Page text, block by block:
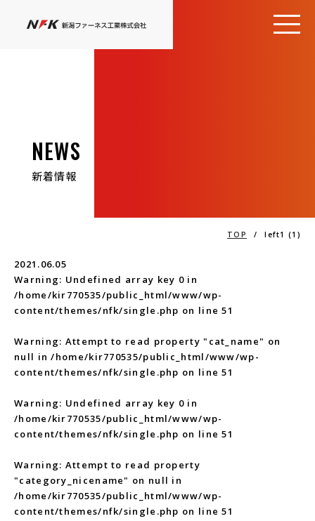
NEWS
新着情報
TOP / left1 (1)
2021.06.05
Warning: Undefined array key 0 in
/home/kir770535/public_html/www/wp-
content/themes/nfk/single.php on line51
Warning: Attempt to read property "cat_name" on
null in/home/kir770535/public_html/www/wp-
content/themes/nfk/single.php on line51
Warning: Undefined array key 0 in
/home/kir770535/public_html/www/wp-
content/themes/nfk/single.php on line51
Warning: Attempt to read property
"category_nicename" on null in
/home/kir770535/public_html/www/wp-
content/themes/nfk/single.php on line51